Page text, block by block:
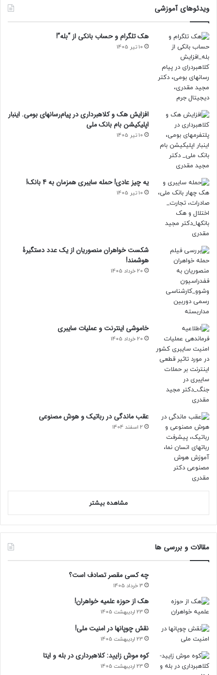
ویدئوهای آموزشی
هک تلگرام و حساب بانکی از “بله”!
10 تیر 1405
افزایش هک و کلاهبرداری در پیام‌رسانهای بومی. اینبار
اپلیکیشن بام‌ بانک ملی
10 تیر 1405
یه چیز عادی! حمله سایبری همزمان به 4 بانک!
10 تیر 1405
شکست خواهران منصوریان از یک عدد دستگیرۀ
هوشمند!
20 خرداد 1405
خاموشی اینترنت و عملیات سایبری
20 خرداد 1405
عقب ماندگی در رباتیک و هوش مصنوعی
2 اسفند 1404
مشاهده بیشتر
مقالات و بررسی ها
چه کسی مقصر تصادف است؟
3 خرداد 1405
هک از حوزه علمیه خواهران!
23 اردیبهشت 1405
نقش چوپانها در امنیت ملی!
23 اردیبهشت 1405
کوه موش زایید: کلاهبرداری در بله و ایتا
23 اردیبهشت 1405